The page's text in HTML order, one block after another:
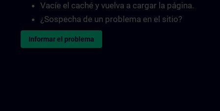
Vacíe el caché y vuelva a cargar la página.
¿Sospecha de un problema en el sitio?
Informar el problema